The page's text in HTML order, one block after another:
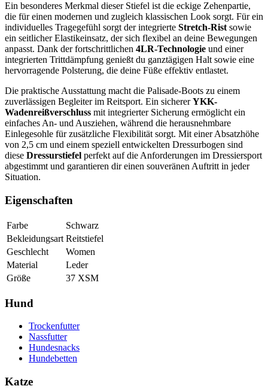
Ein besonderes Merkmal dieser Stiefel ist die eckige Zehenpartie,
die für einen modernen und zugleich klassischen Look sorgt. Für ein
individuelles Tragegefühl sorgt der integrierte Stretch-Ristsowie
ein seitlicher Elastikeinsatz, der sich flexibel an deine Bewegungen
anpasst. Dank der fortschrittlichen 4LR-Technologie und einer
integrierten Trittdämpfung genießt du ganztägigen Halt sowie eine
hervorragende Polsterung, die deine Füße effektiv entlastet.
Die praktische Ausstattung macht die Palisade-Boots zu einem
zuverlässigen Begleiter im Reitsport. Ein sichererYKK-
Wadenreißverschluss mit integrierter Sicherung ermöglicht ein
einfaches An- und Ausziehen, während die herausnehmbare
Einlegesohle für zusätzliche Flexibilität sorgt. Mit einer Absatzhöhe
von 2,5 cm und einem speziell entwickelten Dressurbogen sind
diese Dressurstiefel perfekt auf die Anforderungen im Dressiersport
abgestimmt und garantieren dir einen souveränen Auftritt in jeder
Situation.
Eigenschaften
Farbe
Schwarz
Bekleidungsart Reitstiefel
Geschlecht
Women
Material
Leder
Größe
37 XSM
Hund
Trockenfutter
Nassfutter
Hundesnacks
Hundebetten
Katze